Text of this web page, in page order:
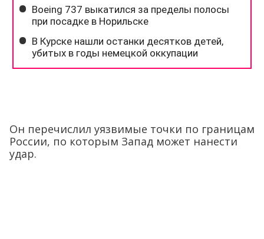
Он перечислил уязвимые точки по границам
России, по которым Запад может нанести
удар.